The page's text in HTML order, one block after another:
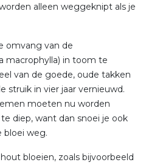
alleen weggeknipt als je
omvang van de
macrophylla) in toom te
van de goede, oude takken
struik in vier jaar vernieuwd.
moeten nu worden
diep, want dan snoei je ook
bloei weg.
bloeien, zoals bijvoorbeeld